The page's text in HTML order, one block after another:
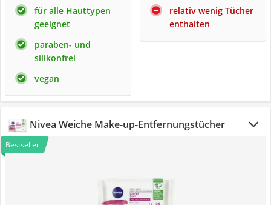
für alle Hauttypen
geeignet
paraben- und
silikonfrei
vegan
relativ wenig Tücher
enthalten
Nivea Weiche Make-up-Entfernungstücher
Bestseller